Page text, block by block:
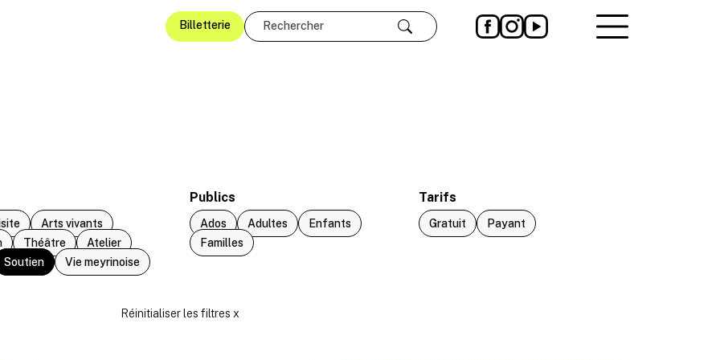
Billetterie
Rechercher
Arts vivants
Théâtre
Atelier
Soutien
Vie meyrinoise
Publics
Ados Adultes
Enfants
Familles
Tarifs
Gratuit Payant